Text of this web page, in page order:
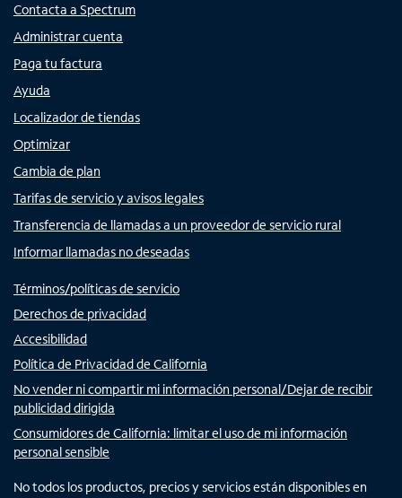
Contacta a Spectrum
Administrar cuenta
Paga tu factura
Ayuda
Localizador de tiendas
Optimizar
Cambia de plan
Tarifas de servicio y avisos legales
Transferencia de llamadas a un proveedor de servicio rural
Informar llamadas no deseadas
Términos/políticas de servicio
Derechos de privacidad
Accesibilidad
Política de Privacidad de California
No vender ni compartir mi información personal/Dejar de recibir
publicidad dirigida
Consumidores de California: limitar el uso de mi información
personal sensible
No todos los productos, precios y servicios están disponibles en